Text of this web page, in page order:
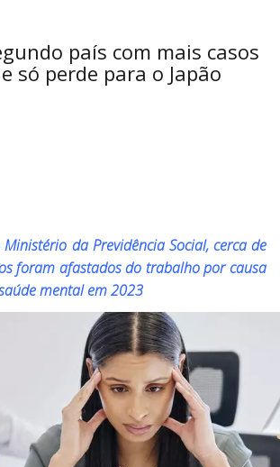
país com mais casos
só perde para o Japão
da Previdência Social, cerca de
foram afastados do trabalho por causa
mental em 2023